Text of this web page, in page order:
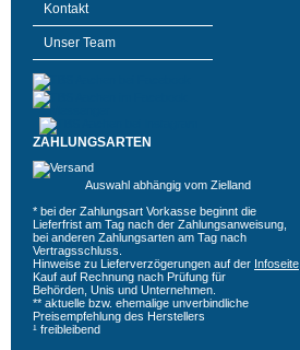
Kontakt
Unser Team
ZAHLUNGSARTEN
Auswahl abhängig vom Zielland
* bei der Zahlungsart Vorkasse beginnt die
Lieferfrist am Tag nach der Zahlungsanweisung,
bei anderen Zahlungsarten am Tag nach
Vertragsschluss.
Hinweise zu Lieferverzögerungen auf der Infoseite
Kauf auf Rechnung nach Prüfung für
Behörden, Unis und Unternehmen.
** aktuelle bzw. ehemalige unverbindliche
Preisempfehlung des Herstellers
¹ freibleibend